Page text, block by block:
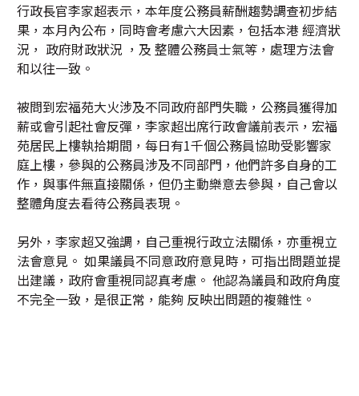
行政長官李家超表示，本年度公務員薪酬趨勢調查初步結
果，本月內公布，同時會考慮六大因素，包括本港 經濟狀
況， 政府財政狀況 ，及 整體公務員士氣等，處理方法會
和以往一致。
被問到宏福苑大火涉及不同政府部門失職，公務員獲得加
薪或會引起社會反彈，李家超出席行政會議前表示，宏福
苑居民上樓執拾期間，每日有1千個公務員協助受影響家
庭上樓，參與的公務員涉及不同部門，他們許多自身的工
作，與事件無直接關係，但仍主動樂意去參與，自己會以
整體角度去看待公務員表現。
另外，李家超又強調，自己重視行政立法關係，亦重視立
法會意見。 如果議員不同意政府意見時，可指出問題並提
出建議，政府會重視同認真考慮。 他認為議員和政府角度
不完全一致，是很正常，能夠 反映出問題的複雜性。